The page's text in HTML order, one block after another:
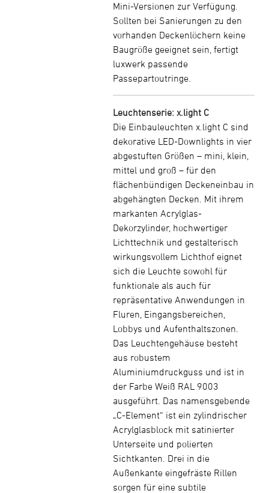
Mini-Versionen zur Verfügung.
Sollten bei Sanierungen zu den
vorhanden Deckenlöchern keine
Baugröße geeignet sein, fertigt
luxwerk passende
Passepartoutringe.
Leuchtenserie: x.light C
Die Einbauleuchten x.light C sind
dekorative LED-Downlights in vier
abgestuften Größen – mini, klein,
mittel und groß – für den
flächenbündigen Deckeneinbau in
abgehängten Decken. Mit ihrem
markanten Acrylglas-
Dekorzylinder, hochwertiger
Lichttechnik und gestalterisch
wirkungsvollem Lichthof eignet
sich die Leuchte sowohl für
funktionale als auch für
repräsentative Anwendungen in
Fluren, Eingangsbereichen,
Lobbys und Aufenthaltszonen.
Das Leuchtengehäuse besteht
aus robustem
Aluminiumdruckguss und ist in
der Farbe Weiß RAL 9003
ausgeführt. Das namensgebende
„C-Element“ ist ein zylindrischer
Acrylglasblock mit satinierter
Unterseite und polierten
Sichtkanten. Drei in die
Außenkante eingefräste Rillen
sorgen für eine subtile